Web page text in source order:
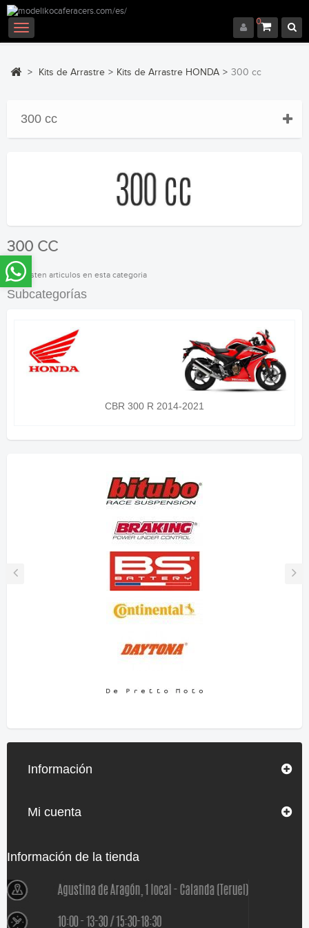
0
Navegación
Toggle
> Kits de Arrastre > Kits de Arrastre HONDA > 300 cc
300 cc
300 CC
No existen articulos en esta categoria
Subcategorías
CBR 300 R 2014-2021
Información
Mi cuenta
Información de la tienda